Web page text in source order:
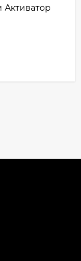
Активатор